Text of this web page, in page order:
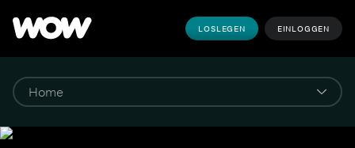
LOSLEGEN EINLOGGEN